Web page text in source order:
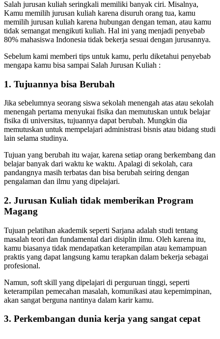
Salah jurusan kuliah seringkali memiliki banyak ciri. Misalnya,
Kamu memilih jurusan kuliah karena disuruh orang tua, kamu
memilih jurusan kuliah karena hubungan dengan teman, atau kamu
tidak semangat mengikuti kuliah. Hal ini yang menjadi penyebab
80% mahasiswa Indonesia tidak bekerja sesuai dengan jurusannya.
Sebelum kami memberi tips untuk kamu, perlu diketahui penyebab
mengapa kamu bisa sampai Salah Jurusan Kuliah :
1. Tujuannya bisa Berubah
Jika sebelumnya seorang siswa sekolah menengah atas atau sekolah
menengah pertama menyukai fisika dan memutuskan untuk belajar
fisika di universitas, tujuannya dapat berubah. Mungkin dia
memutuskan untuk mempelajari administrasi bisnis atau bidang studi
lain selama studinya.
Tujuan yang berubah itu wajar, karena setiap orang berkembang dan
belajar banyak dari waktu ke waktu. Apalagi di sekolah, cara
pandangnya masih terbatas dan bisa berubah seiring dengan
pengalaman dan ilmu yang dipelajari.
2. Jurusan Kuliah tidak memberikan Program
Magang
Tujuan pelatihan akademik seperti Sarjana adalah studi tentang
masalah teori dan fundamental dari disiplin ilmu. Oleh karena itu,
kamu biasanya tidak mendapatkan keterampilan atau kemampuan
praktis yang dapat langsung kamu terapkan dalam bekerja sebagai
profesional.
Namun, soft skill yang dipelajari di perguruan tinggi, seperti
keterampilan pemecahan masalah, komunikasi atau kepemimpinan,
akan sangat berguna nantinya dalam karir kamu.
3. Perkembangan dunia kerja yang sangat cepat